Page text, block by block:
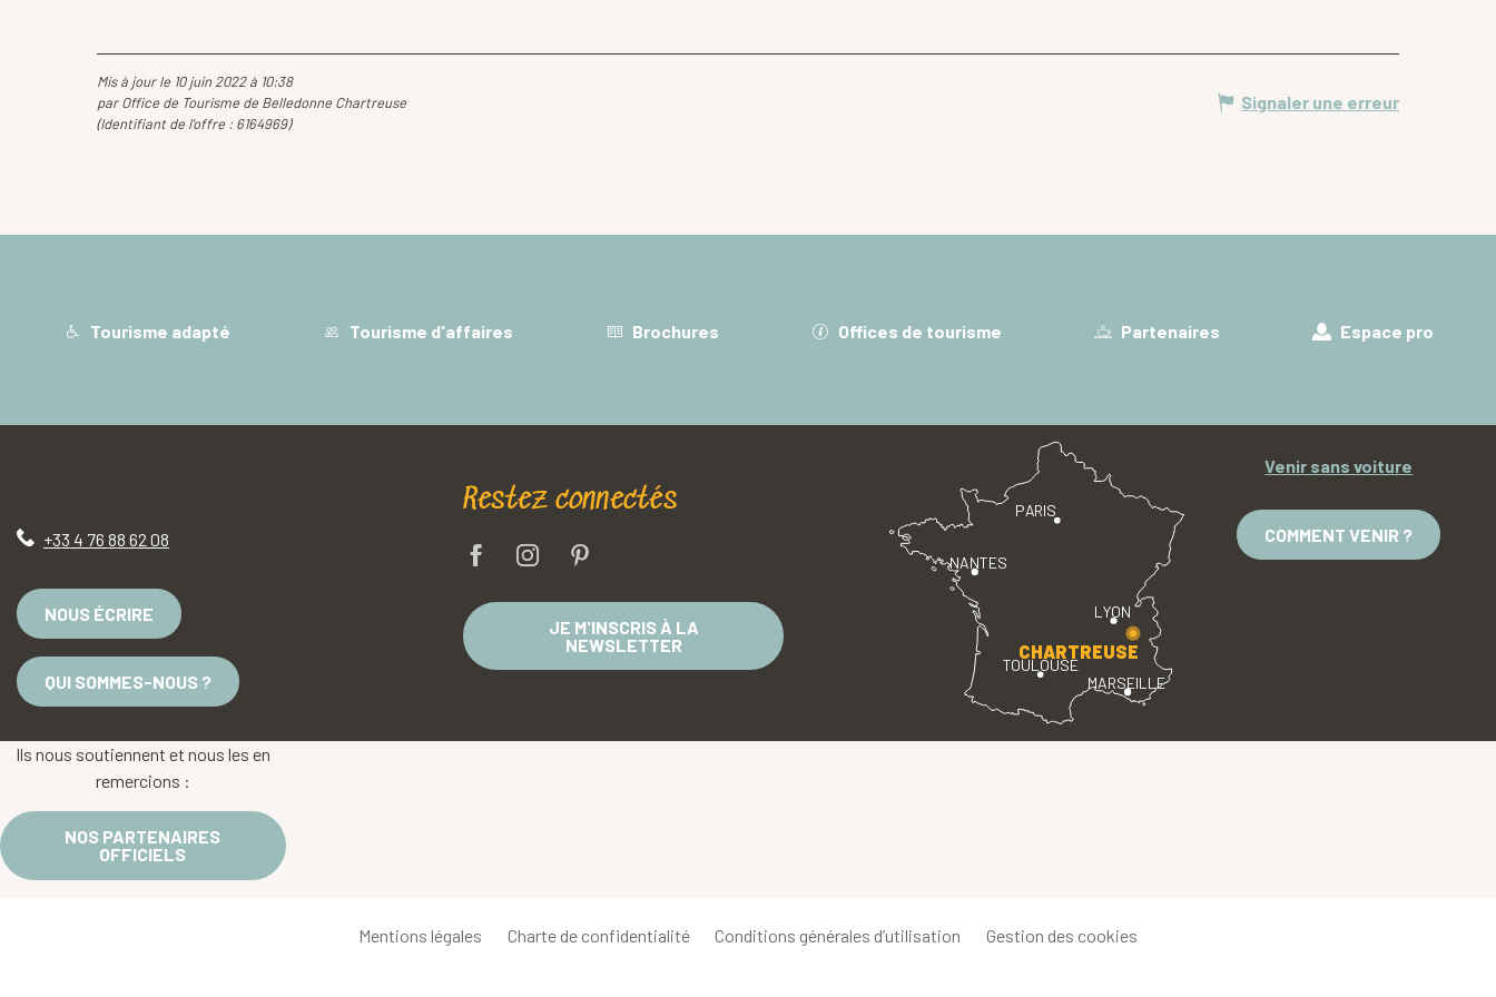
Mis à jour le 10 juin 2022 à 10:38
par Office de Tourisme de Belledonne Chartreuse
(Identifiant de l'offre : 6164969)
Signaler une erreur
Tourisme adapté Tourisme d'affaires Brochures Offices de tourisme Partenaires Espace pro
+33 4 76 88 62 08
NOUS ÉCRIRE
QUI SOMMES-NOUS ?
Restez connectés
JE M'INSCRIS À LA
NEWSLETTER
PARIS
LYON
TOULOUSE
MARSEILLE
NANTES
CHARTREUSE
Venir sans voiture
COMMENT VENIR ?
Ils nous soutiennent et nous les en
remercions :
NOS PARTENAIRES
OFFICIELS
Mentions légales Charte de confidentialité Conditions générales d’utilisation Gestion des cookies